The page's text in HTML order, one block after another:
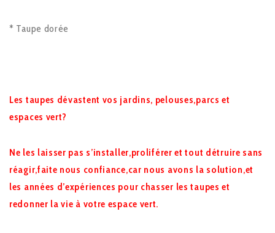
* Taupe dorée
Les taupes dévastent vos jardins, pelouses,parcs et
espaces vert?
Ne les laisser pas s’installer,proliférer et tout détruire sans
réagir,faite nous confiance,car nous avons la solution,et
les années d’expériences pour chasser les taupes et
redonner la vie à votre espace vert.